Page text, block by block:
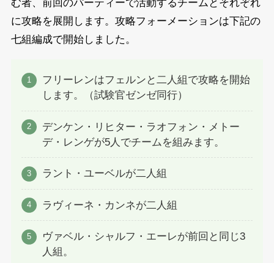
む者、前回のパーティーで活動するチームとそれぞれ
に攻略を展開します。攻略フォーメーションは下記の
七組編成で開始しました。
フリーレンはフェルンと二人組で攻略を開始
します。（試験官ゼンゼ同行）
デンケン・リヒター・ラオフォン・メトー
デ・レンゲが5人でチームを組みます。
ラント・ユーベルが二人組
ラヴィーネ・カンネが二人組
ヴァベル・シャルフ・エーレが前回と同じ3
人組。